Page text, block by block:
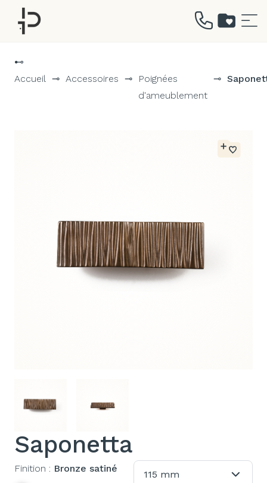
⊷
Accueil ⊸ Accessoires ⊸
Poignées
d'ameublement
⊸
Saponetta
Finition : Bronze satiné
115 mm